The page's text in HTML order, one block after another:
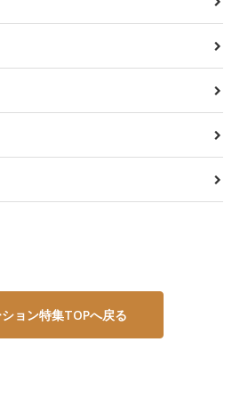
ョン特集TOPへ戻る